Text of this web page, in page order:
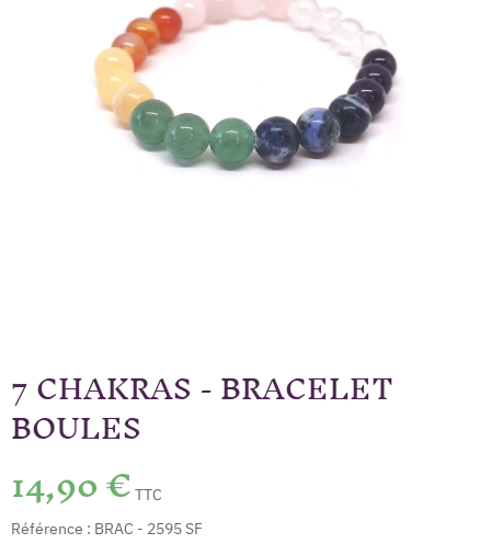
7 CHAKRAS - BRACELET
BOULES
14,90 € TTC
Référence : BRAC - 2595 SF